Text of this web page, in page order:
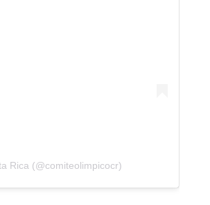
Rica (@comiteolimpicocr)